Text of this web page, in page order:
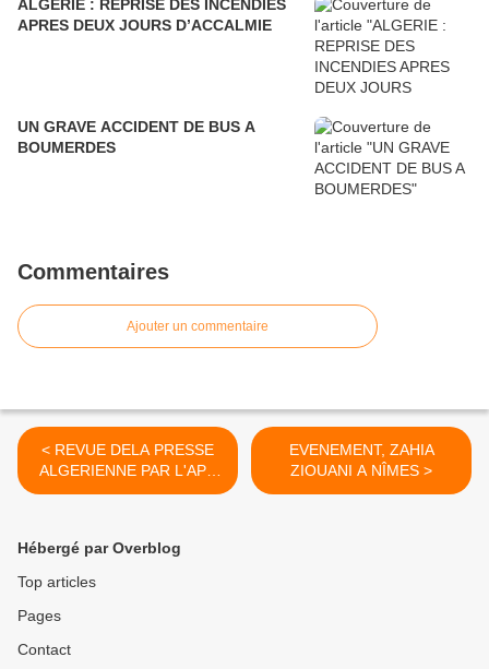
ALGERIE : REPRISE DES INCENDIES
APRES DEUX JOURS D’ACCALMIE
UN GRAVE ACCIDENT DE BUS A
BOUMERDES
Commentaires
Ajouter un commentaire
< REVUE DELA PRESSE
ALGERIENNE PAR L'APS
SUR LE PROJET DE LA
EVENEMENT, ZAHIA
ZIOUANI A NÎMES >
Hébergé par Overblog
Top articles
Pages
Contact